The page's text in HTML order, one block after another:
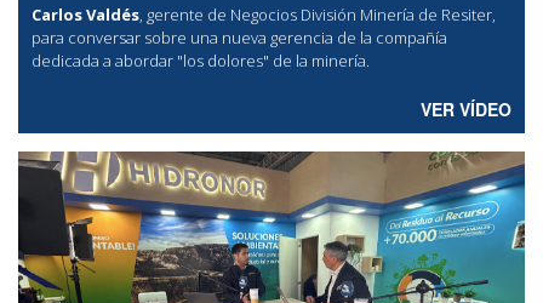
Carlos Valdés, gerente de Negocios División Minería de Resiter,
para conversar sobre una nueva gerencia de la compañía
dedicada a abordar "los dolores" de la minería.
VER VÍDEO